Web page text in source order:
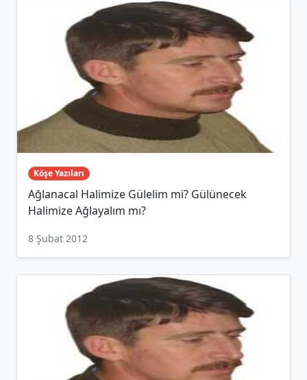
Köşe Yazıları
Ağlanacal Halimize Gülelim mi? Gülünecek
Halimize Ağlayalım mı?
8 Şubat 2012